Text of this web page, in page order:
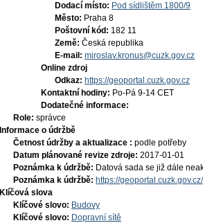
Dodací místo: Pod sídlištěm 1800/9
Město: Praha 8
Poštovní kód: 182 11
Země: Česká republika
E-mail: miroslav.kronus@cuzk.gov.cz
Online zdroj
Odkaz: https://geoportal.cuzk.gov.cz
Kontaktní hodiny: Po-Pá 9-14 CET
Dodatečné informace:
Role: správce
Informace o údržbě
Četnost údržby a aktualizace : podle potřeby
Datum plánované revize zdroje: 2017-01-01
Poznámka k údržbě: Datová sada se již dále
Poznámka k údržbě: https://
Klíčová slova
Klíčové slovo: Budovy
Klíčové slovo: Dopravní sítě